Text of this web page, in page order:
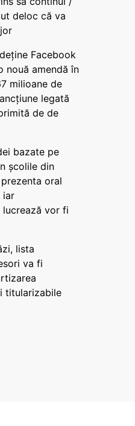
deloc că va
Facebook
nouă amendă în
milioane de
legată
de de
bazate pe
școlile din
oral
iar
vor fi
lista
va fi
titularizabile